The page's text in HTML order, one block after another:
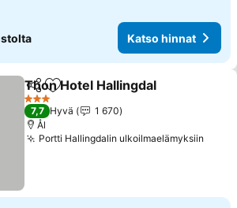
Katso hinnat
Jaa Lisää suosikkeihin
Thon Hotel Hallingdal
3 Tähtiluokitus
7,7 Hyvä
1 670
Ål
Portti Hallingdalin ulkoilmaelämyksiin